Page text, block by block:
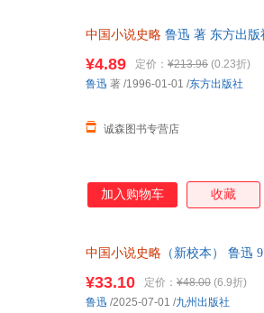
中国小说史略 鲁迅 著 东方出
¥4.89 定价： ¥213.96 (0.23折)
诚森图书专营店
鲁迅 著 /1996-01-01 /东方出版社
加入购物车 收藏
中国小说史略 （新校本） 鲁迅
¥33.10 定价： ¥48.00 (6.9折)
鲁迅 /2025-07-01 /九州出版社